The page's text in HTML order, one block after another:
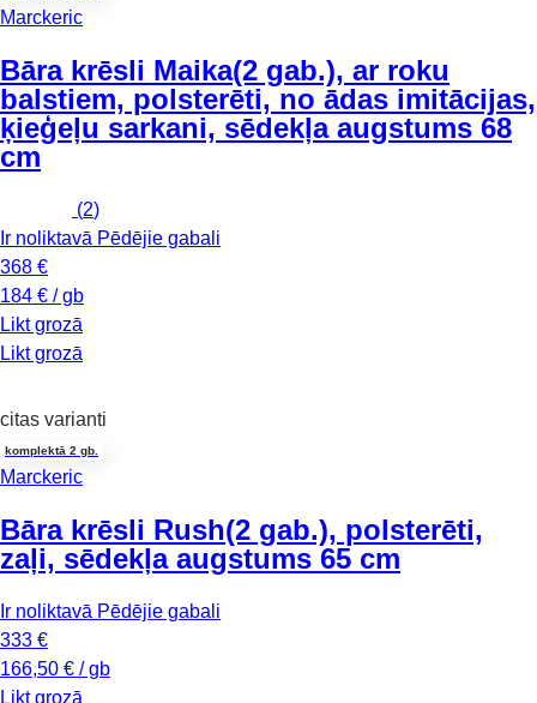
Marckeric
Bāra krēsli Maika(2 gab.), ar roku
balstiem, polsterēti, no ādas imitācijas,
ķieģeļu sarkani, sēdekļa augstums 68
cm
(2)
Ir noliktavā Pēdējie gabali
368 €
184 € / gb
Likt grozā
Likt grozā
citas varianti
komplektā 2 gb.
Marckeric
Bāra krēsli Rush(2 gab.), polsterēti,
zaļi, sēdekļa augstums 65 cm
Ir noliktavā Pēdējie gabali
333 €
166,50 € / gb
Likt grozā